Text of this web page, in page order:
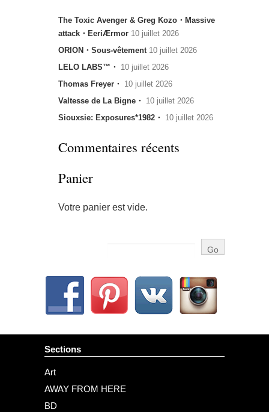
The Toxic Avenger & Greg Kozo・Massive
attack・EeriÆrmor 10 juillet 2026
ORION・Sous-vêtement 10 juillet 2026
LELO LABS™・ 10 juillet 2026
Thomas Freyer・ 10 juillet 2026
Valtesse de La Bigne・ 10 juillet 2026
Siouxsie: Exposures*1982・ 10 juillet 2026
Commentaires récents
Panier
Votre panier est vide.
Sections
Art
AWAY FROM HERE
BD